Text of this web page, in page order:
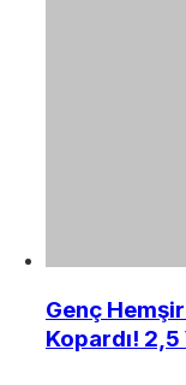
Genç
Kopardı! 2,5